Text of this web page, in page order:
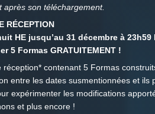
son téléchargement.
RÉCEPTION
HE jusqu’au 31 décembre à 23h59
5 Formas GRATUITEMENT !
contenant 5 Formas
entre les dates susmentionnées et ils
expérimenter les modifications
et plus encore !